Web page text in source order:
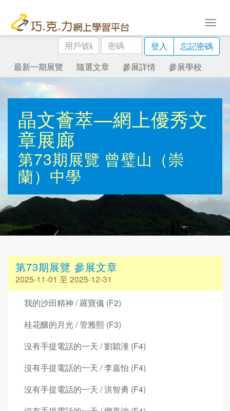
用
戶
號
碼
密
碼
登入
忘記密碼
最新一期展覽
隨選文章 參展詳情 參展學校
晶文薈萃—網上優秀文
章展廊
第73期展覽 曾璧山（崇
蘭）中學
第73期展覽 參展文章
2025-11-01 至 2025-12-31
我的沙田精神 / 羅寶儀 (F2)
桂花釀的月光 / 管雅熙 (F3)
沒有手提電話的一天 / 劉穎潼 (F4)
沒有手提電話的一天 / 李嘉怡 (F4)
沒有手提電話的一天 / 洪智勇 (F4)